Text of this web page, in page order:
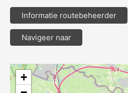
Informatie routebeheerder
Navigeer naar
+